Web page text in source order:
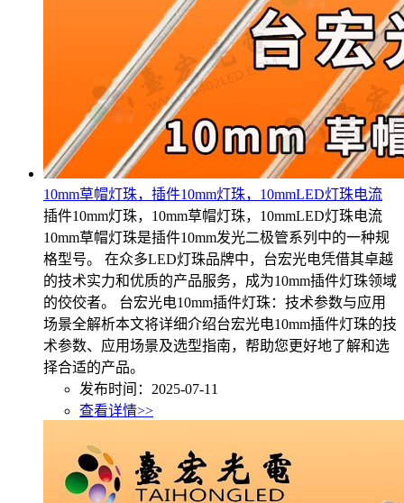
10mm草帽灯珠，插件10mm灯珠，10mmLED灯珠电流
插件10mm灯珠，10mm草帽灯珠，10mmLED灯珠电流
10mm草帽灯珠是插件10mm发光二极管系列中的一种规
格型号。 在众多LED灯珠品牌中，台宏光电凭借其卓越
的技术实力和优质的产品服务，成为10mm插件灯珠领域
的佼佼者。 台宏光电10mm插件灯珠：技术参数与应用
场景全解析本文将详细介绍台宏光电10mm插件灯珠的技
术参数、应用场景及选型指南，帮助您更好地了解和选
择合适的产品。
发布时间：2025-07-11
查看详情>>